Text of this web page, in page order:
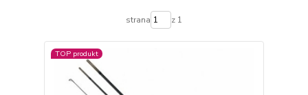
strana z 1
TOP produkt